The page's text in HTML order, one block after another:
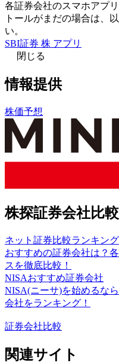
各証券会社のスマホアプ
トールがまだの場合は、
い。
SBI証券 株 アプリ
閉じる
情報提供
株価予想
株探証券会社比較
ネット証券比較ランキング
おすすめの証券会社は？
スを徹底比較！
NISAおすすめ証券会社
NISA(ニーサ)を始めるな
会社をランキング！
証券会社比較
関連サイト